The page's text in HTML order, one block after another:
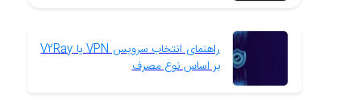
راهنمای انتخاب سرویس VPN یا V2Ray
بر اساس نوع مصرف